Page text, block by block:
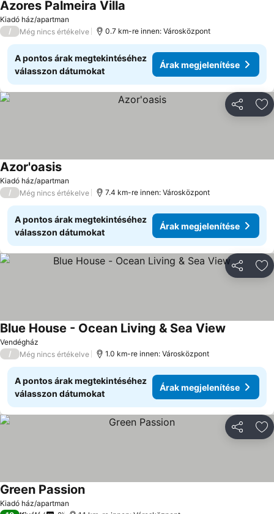
Kiadó ház/apartman
Azores Palmeira Villa
/ Még nincs értékelve 0.7 km-re innen: Városközpont
A pontos árak megtekintéséhez
válasszon dátumokat
Árak megjelenítése
Kiadó ház/apartman
Azor'oasis
/ Még nincs értékelve 7.4 km-re innen: Városközpont
A pontos árak megtekintéséhez
válasszon dátumokat
Árak megjelenítése
Vendégház
Blue House - Ocean Living & Sea View
/ Még nincs értékelve 1.0 km-re innen: Városközpont
A pontos árak megtekintéséhez
válasszon dátumokat
Árak megjelenítése
Kiadó ház/apartman
Green Passion